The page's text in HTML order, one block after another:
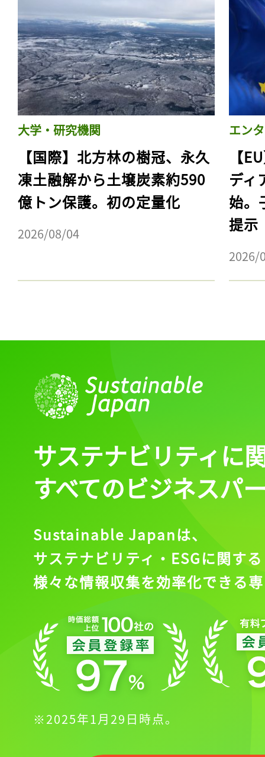
大学・研究機関
【国際】北方林の樹冠、永久
凍土融解から土壌炭素約590
億トン保護。初の定量化
2026/08/04
エン
【
ディ
始。
提示
2026/
サステナビリティに
すべてのビジネスパ
Sustainable Japanは、
サステナビリティ・ESGに関する
様々な情報収集を効率化できる
※2025年1月29日時点。